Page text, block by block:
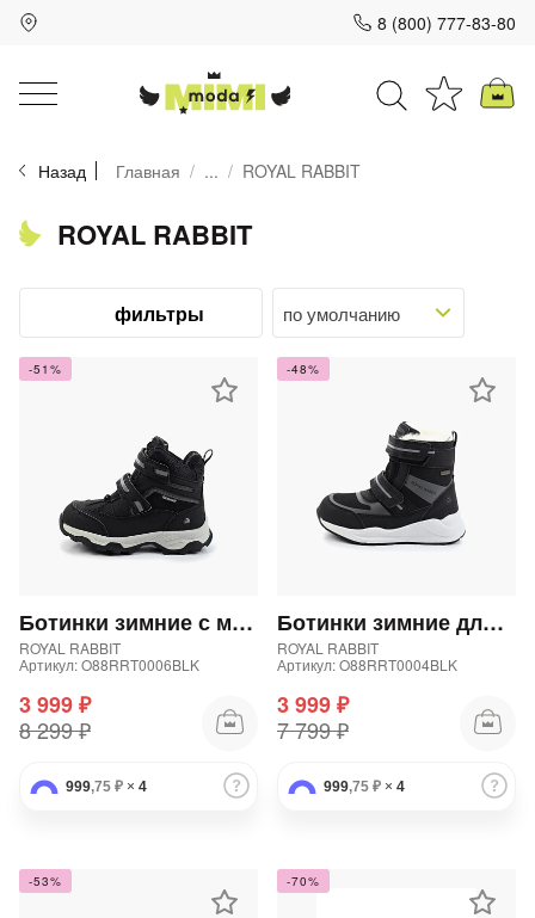
8 (800) 777-83-80
Назад Главная ... ROYAL RABBIT
ROYAL RABBIT
фильтры
-51%
Ботинки зимние с мембраной для мальчика
ROYAL RABBIT
Артикул: O88RRT0006BLK
3 999 ₽
8 299 ₽
999,75 ₽ × 4
-48%
Ботинки зимние для мальчика
ROYAL RABBIT
Артикул: O88RRT0004BLK
3 999 ₽
7 799 ₽
999,75 ₽ × 4
-53% -70%
Для клиентов всех банков
Разбейте
оплату на части
График платежей
в корзину
Оплачивайте сегодня только
25
% картой любого банка
Получайте товар
75% будут